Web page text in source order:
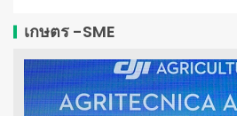
เกษตร -SME